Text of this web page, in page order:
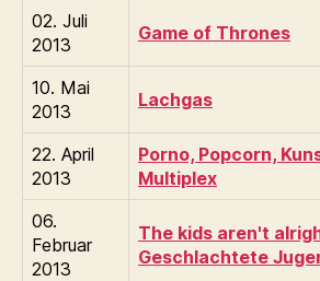
02. Juli
2013
Game of Thrones
10. Mai
2013
Lachgas
22. April
2013
Porno, Popcorn,
Multiplex
06.
Februar
2013
The kids aren't
Geschlachtete